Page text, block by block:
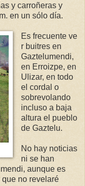
y carroñeras y
en un sólo día.
Es frecuente ve
r buitres en
Gaztelumendi,
en Erroizpe, en
Ulizar, en todo
el cordal o
sobrevolando
incluso a baja
altura el pueblo
de Gaztelu.
No hay noticias
ni se han
aunque es
no revelaré